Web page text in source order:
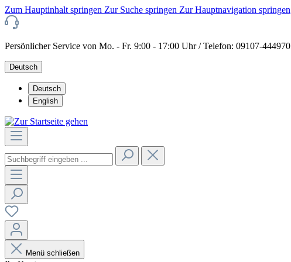
Zum Hauptinhalt springen Zur Suche springen Zur Hauptnavigation springen
Persönlicher Service von Mo. - Fr. 9:00 - 17:00 Uhr / Telefon: 09107-444970
Deutsch
Deutsch
English
Menü schließen